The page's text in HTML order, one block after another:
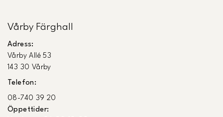
Vårby Färghall
Adress:
Vårby Allé 53
143 30 Vårby
Telefon:
08-740 39 20
Öppettider: